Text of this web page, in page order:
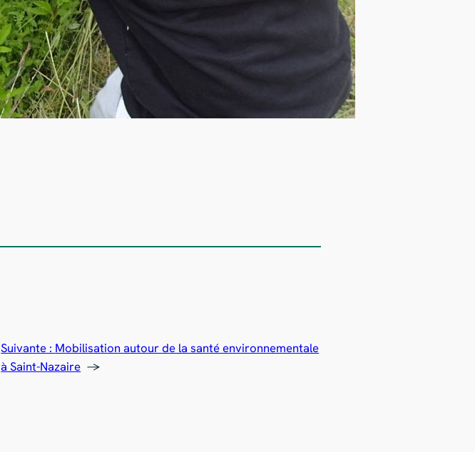
Suivante : Mobilisation autour de la santé environnementale
à Saint-Nazaire →